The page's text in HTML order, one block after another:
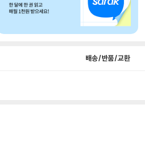
배송/반품/교환